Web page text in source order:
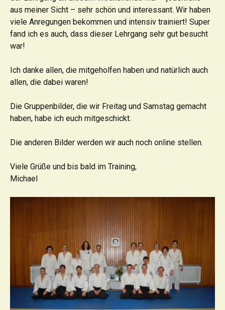
aus meiner Sicht – sehr schön und interessant. Wir haben
viele Anregungen bekommen und intensiv trainiert! Super
fand ich es auch, dass dieser Lehrgang sehr gut besucht
war!
Ich danke allen, die mitgeholfen haben und natürlich auch
allen, die dabei waren!
Die Gruppenbilder, die wir Freitag und Samstag gemacht
haben, habe ich euch mitgeschickt.
Die anderen Bilder werden wir auch noch online stellen.
Viele Grüße und bis bald im Training,
Michael